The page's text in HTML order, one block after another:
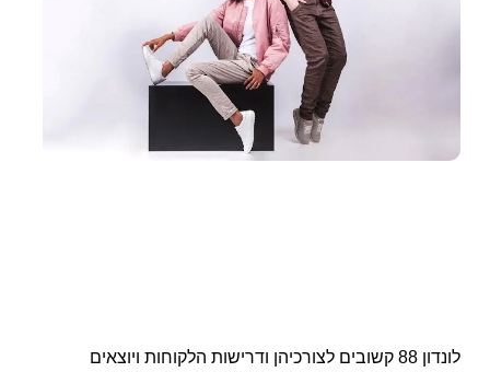
לונדון 88 קשובים לצורכיהן ודרישות הלקוחות ויוצאים